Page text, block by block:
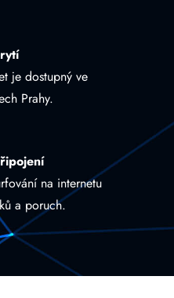
je dostupný ve
Prahy.
na internetu
a poruch.